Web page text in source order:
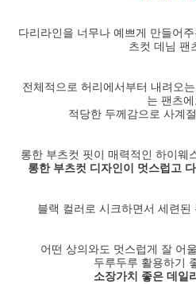
다리라인을 너무나 예쁘게 만들어
츠컷 데님 팬
전체적으로 허리에서부터 내려오
는 팬츠
적당한 두께감으로 사계
롱한 부츠컷 핏이 매력적인 하이웨
롱한 부츠컷 디자인이 멋스럽고
블랙 컬러로 시크하면서 세련
어떤 상의와도 멋스럽게 잘 어
두루두루 활용하기
소장가치 좋은 데일